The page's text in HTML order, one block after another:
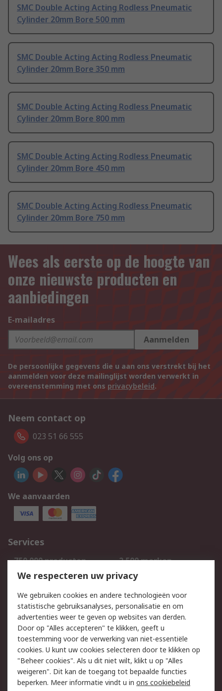
SMC Double Acting Acting Rodless Pneumatic
Cylinder 20mm Bore 500 mm
SMC Double Acting Acting Rodless Pneumatic
Cylinder 20mm Bore 350 mm
SMC Double Acting Acting Rodless Pneumatic
Cylinder 20mm Bore 800 mm
SMC Double Acting Acting Rodless Pneumatic
Cylinder 20mm Bore 450 mm
SMC Double Acting Acting Rodless Pneumatic
Cylinder 20mm Bore 750 mm
Wees als eerste op de hoogte van
onze nieuwste producten en
aanbiedingen
E-mailadres
Aanmelden
De persoonlijke gegevens die u aan ons verstrekt bij het
aanmelden voor deze mailinglijst worden verwerkt in
overeenstemming met ons privacybeleid.
Neem contact op
023 51 66 555
Volg ons op
We aanvaarden
Services
750.000 producten
2.500 merken
Bestellen
Inkoopoplossingen
Track & Trace
Wettelijk
Cookiebeleid
Email veiligheid
Privacybeleid
Websitevoorwaarden
Algemene
verkoopvoorwaarden
We respecteren uw privacy
We gebruiken cookies en andere technologieën voor
statistische gebruiksanalyses, personalisatie en om
advertenties weer te geven op websites van derden.
Door op "Alles accepteren" te klikken, geeft u
toestemming voor de verwerking van niet-essentiële
cookies. U kunt uw cookies selecteren door te klikken op
"Beheer cookies". Als u dit niet wilt, klikt u op "Alles
weigeren". Dit kan de toegang tot bepaalde functies
beperken. Meer informatie vindt u in ons cookiebeleid